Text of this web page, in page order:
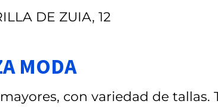
DE ZUIA, 12
MODA
con variedad de tallas.